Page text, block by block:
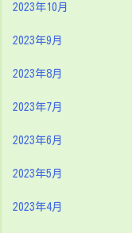
2023年10月
2023年9月
2023年8月
2023年7月
2023年6月
2023年5月
2023年4月